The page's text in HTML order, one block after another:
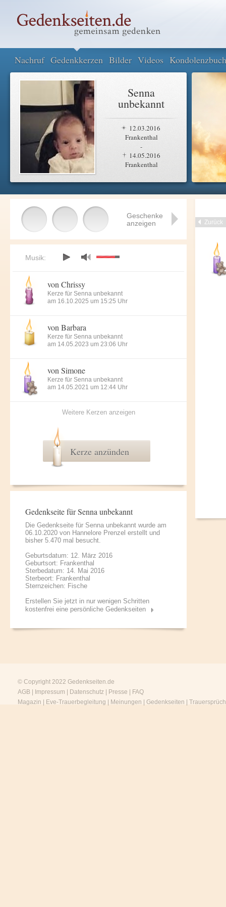
Nachruf Gedenkkerzen Bilder Videos Kondolenzbuch
Senna
unbekannt
12.03.2016
Frankenthal
-
14.05.2016
Frankenthal
Zurück
Geschenke
anzeigen
Musik:
von Chrissy
Kerze für Senna unbekannt
am 16.10.2025 um 15:25 Uhr
von Barbara
Kerze für Senna unbekannt
am 14.05.2023 um 23:06 Uhr
von Simone
Kerze für Senna unbekannt
am 14.05.2021 um 12:44 Uhr
Weitere Kerzen anzeigen
Kerze anzünden
Gedenkseite für Senna unbekannt
Die Gedenkseite für Senna unbekannt wurde am
06.10.2020 von Hannelore Prenzel erstellt und
bisher 5.470 mal besucht.
Geburtsdatum: 12. März 2016
Geburtsort: Frankenthal
Sterbedatum: 14. Mai 2016
Sterbeort: Frankenthal
Sternzeichen: Fische
Erstellen Sie jetzt in nur wenigen Schritten
kostenfrei eine persönliche Gedenkseiten
© Copyright 2022 Gedenkseiten.de
AGB
Impressum Datenschutz Presse
FAQ
Magazin
Eve-Trauerbegleitung Meinungen Gedenkseiten